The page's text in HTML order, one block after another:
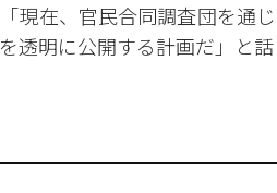
現在、官民合同調査団を通
透明に公開する計画だ」と話